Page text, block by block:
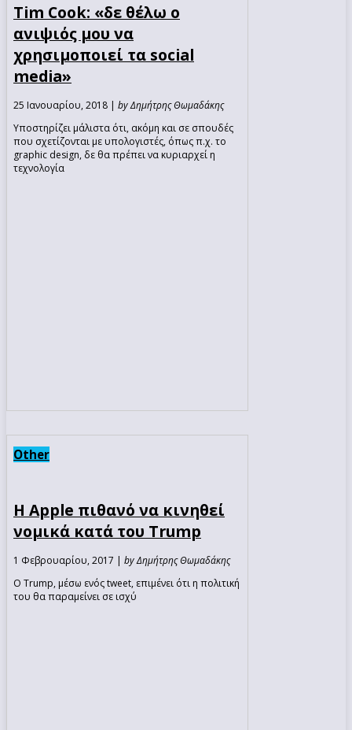
Tim Cook: «δε θέλω ο
ανιψιός μου να
χρησιμοποιεί τα social
media»
25 Ιανουαρίου, 2018 | by Δημήτρης Θωμαδάκης
Υποστηρίζει μάλιστα ότι, ακόμη και σε σπουδές
που σχετίζονται με υπολογιστές, όπως π.χ. το
graphic design, δε θα πρέπει να κυριαρχεί η
τεχνολογία
Other
Η Apple πιθανό να κινηθεί
νομικά κατά του Trump
1 Φεβρουαρίου, 2017 | by Δημήτρης Θωμαδάκης
Ο Trump, μέσω ενός tweet, επιμένει ότι η πολιτική
του θα παραμείνει σε ισχύ